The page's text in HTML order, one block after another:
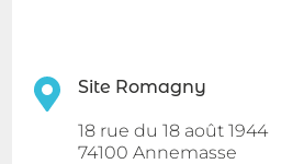
Site Romagny
18 rue du 18 août 1944
74100 Annemasse